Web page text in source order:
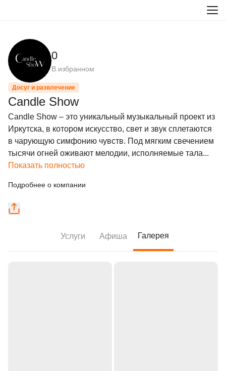
0
В избранном
Досуг и развлечение
Candle Show
Candle Show – это уникальный музыкальный проект из
Иркутска, в котором искусство, свет и звук сплетаются
в чарующую симфонию чувств. Под мягким свечением
тысячи огней оживают мелодии, исполняемые тала...
Показать полностью
Подробнее о компании
Услуги Афиша Галерея